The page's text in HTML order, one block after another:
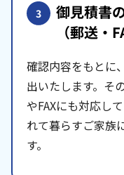
3 御見積書
（郵送・
確認内容をもとに
出いたします。そ
やFAXにも対応し
れて暮らすご家族
す。